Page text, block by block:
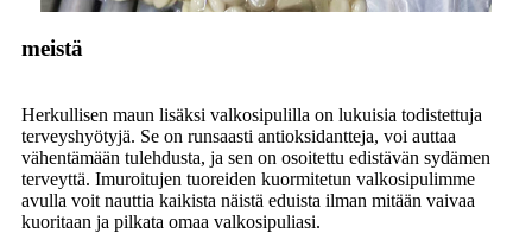
meistä
Herkullisen maun lisäksi valkosipulilla on lukuisia todistettuja
terveyshyötyjä. Se on runsaasti antioksidantteja, voi auttaa
vähentämään tulehdusta, ja sen on osoitettu edistävän sydämen
terveyttä. Imuroitujen tuoreiden kuormitetun valkosipulimme
avulla voit nauttia kaikista näistä eduista ilman mitään vaivaa
kuoritaan ja pilkata omaa valkosipuliasi.